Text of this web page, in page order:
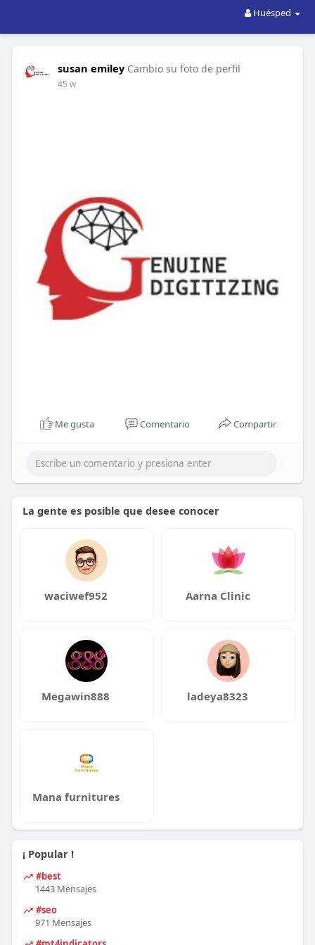
Huésped
susan emiley Cambio su foto de perfil
45 w
Me gusta Comentario Compartir
La gente es posible que desee conocer
waciwef952 Aarna Clinic
Megawin888 ladeya8323
Mana furnitures
¡ Popular !
#best
1443 Mensajes
#seo
971 Mensajes